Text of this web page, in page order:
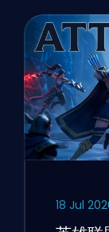
18 Jul